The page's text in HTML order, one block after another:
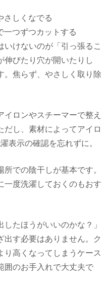
さしくなでる
つずつカットする
けないのが「引っ張るこ
伸びたり穴が開いたりし
。焦らず、やさしく取り除
ロンやスチーマーで整え
し、素材によってアイロ
表示の確認を忘れずに。
での陰干しが基本です。
一度洗濯しておくのもおす
たほうがいいのかな？」
出す必要はありません。ク
り高くなってしまうケース
囲のお手入れで大丈夫で